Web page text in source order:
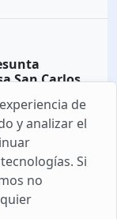
San Carlos
por
de
y analizar el
Si
no